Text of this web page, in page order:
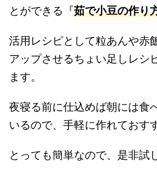
とができる『茹で小豆の作り
活用レシピとして粒あんや赤
アップさせるちょい足しレシ
ます。
夜寝る前に仕込めば朝には食
いるので、手軽に作れておす
とっても簡単なので、是非試